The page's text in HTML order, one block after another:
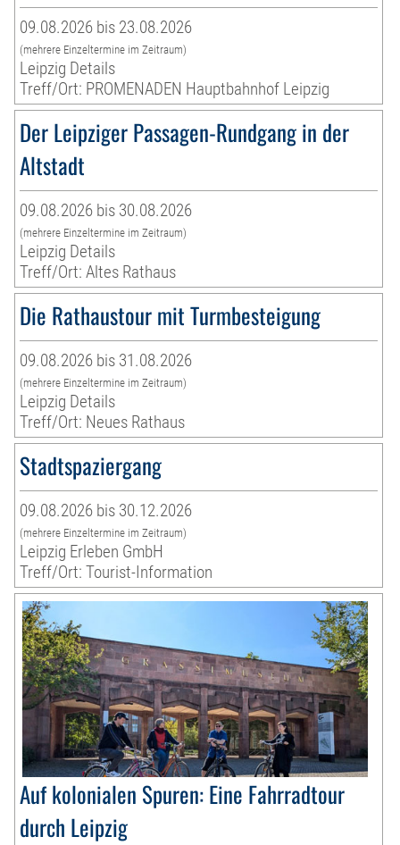
09.08.2026 bis 23.08.2026
(mehrere Einzeltermine im Zeitraum)
Leipzig Details
Treff/Ort: PROMENADEN Hauptbahnhof Leipzig
Der Leipziger Passagen-Rundgang in der
Altstadt
09.08.2026 bis 30.08.2026
(mehrere Einzeltermine im Zeitraum)
Leipzig Details
Treff/Ort: Altes Rathaus
Die Rathaustour mit Turmbesteigung
09.08.2026 bis 31.08.2026
(mehrere Einzeltermine im Zeitraum)
Leipzig Details
Treff/Ort: Neues Rathaus
Stadtspaziergang
09.08.2026 bis 30.12.2026
(mehrere Einzeltermine im Zeitraum)
Leipzig Erleben GmbH
Treff/Ort: Tourist-Information
Auf kolonialen Spuren: Eine Fahrradtour
durch Leipzig